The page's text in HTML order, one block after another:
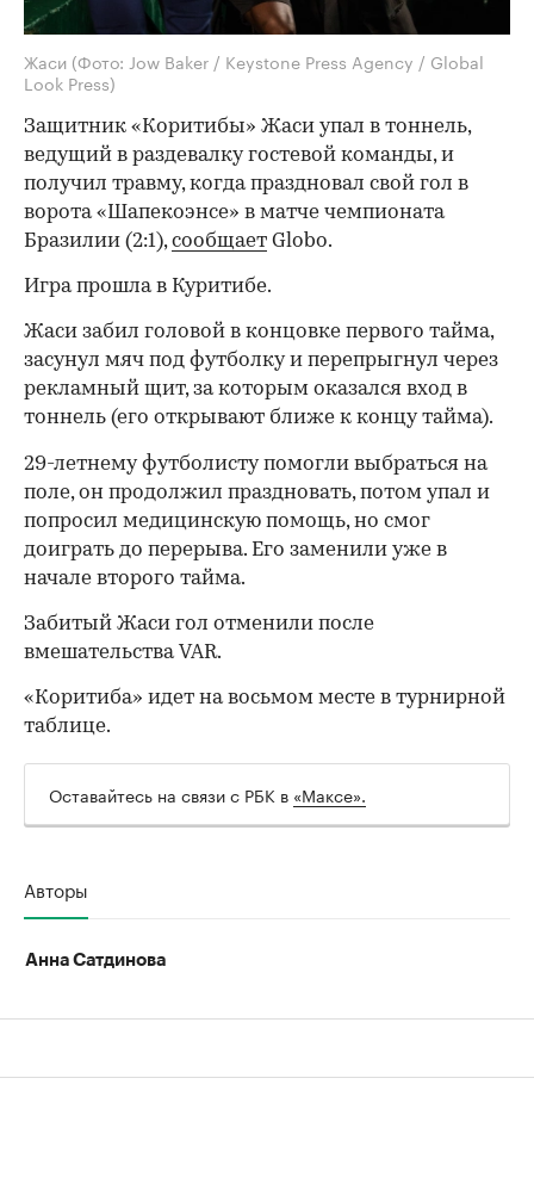
Жаси (Фото: Jow Baker / Keystone Press Agency / Global
Look Press)
Защитник «Коритибы» Жаси упал в тоннель,
ведущий в раздевалку гостевой команды, и
получил травму, когда праздновал свой гол в
ворота «Шапекоэнсе» в матче чемпионата
Бразилии (2:1),сообщает Globo.
Игра прошла в Куритибе.
Жаси забил головой в концовке первого тайма,
засунул мяч под футболку и перепрыгнул через
рекламный щит, за которым оказался вход в
тоннель (его открывают ближе к концу тайма).
00:00 / 00:00
29-летнему футболисту помогли выбраться на
поле, он продолжил праздновать, потом упал и
попросил медицинскую помощь, но смог
доиграть до перерыва. Его заменили уже в
начале второго тайма.
Забитый Жаси гол отменили после
вмешательства VAR.
«Коритиба» идет на восьмом месте в турнирной
таблице.
Оставайтесь на связи с РБК в «Максе».
Авторы
Анна Сатдинова